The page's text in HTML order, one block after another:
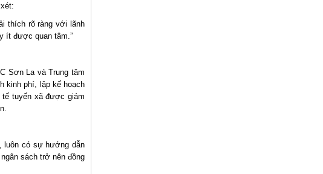
thích rõ ràng với lãnh
ít được quan tâm.”
Sơn La và Trung tâm
kinh phí, lập kế hoạch
tế tuyến xã được giám
luôn có sự hướng dẫn
sách trở nên đồng